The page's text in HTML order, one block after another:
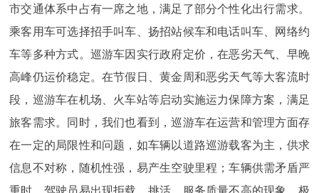
市交通体系中占有一席之地，满足了部分个性化出行需求。
乘客用车可选择招手叫车、扬招站候车和电话叫车、网络约
车等多种方式。巡游车因实行政府定价，在恶劣天气、早晚
高峰仍运价稳定。在节假日、黄金周和恶劣天气等大客流时
段，巡游车在机场、火车站等启动实施运力保障方案，满足
旅客需求。同时，我们也看到，巡游车在运营和管理方面存
在一定的局限性和问题，如车辆以道路巡游载客为主，供求
信息不对称，随机性强，易产生空驶里程；车辆供需矛盾严
重时，驾驶员易出现拒载、挑活、服务质量不高的现象，极